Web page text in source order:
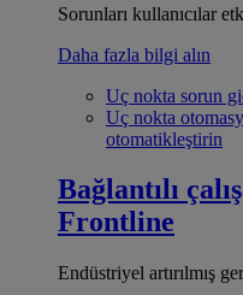
Sorunları kullanıcılar
Daha fazla bilgi alın
Uç nokta sorun
Uç nokta
otomatikleştirin
Bağlantılı
Frontline
Endüstriyel artırılmış